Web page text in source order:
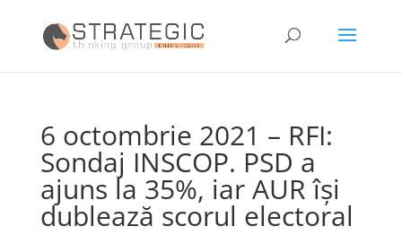
6 octombrie 2021 – RFI:
Sondaj INSCOP. PSD a
ajuns la 35%, iar AUR își
dublează scorul electoral